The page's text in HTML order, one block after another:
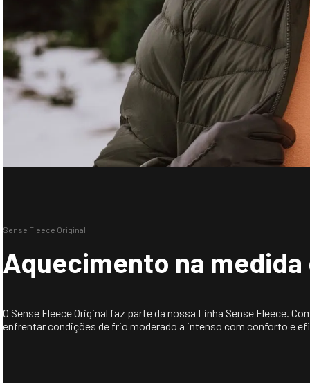
Sense Fleece Original
Aquecimento na
O Sense Fleece Original faz parte da nossa Linha Sense Fleece.
enfrentar condições de frio moderado a intenso com conforto e